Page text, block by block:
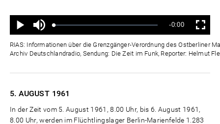
Wiedergabe
Ton
aus
Geladen:
Status:
Verbleibende
Zeit
-0:00 Vollbild
RIAS: Informationen über die Grenzgänger-Verordnung des Ostberliner
Archiv Deutschlandradio, Sendung: Die Zeit im Funk, Reporter: Helmut
5. AUGUST 1961
In der Zeit vom 5. August 1961, 8.00 Uhr, bis 6. August 1961,
8.00 Uhr, werden im Flüchtlingslager Berlin-Marienfelde 1.283